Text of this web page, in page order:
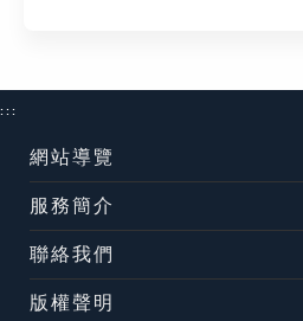
:::
網站導覽
服務簡介
聯絡我們
版權聲明